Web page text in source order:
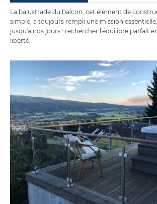
La balustrade du balcon, cet élément de
simple, a toujours rempli une mission
jusqu'à nos jours : rechercher l'équilibre parfait
liberté.